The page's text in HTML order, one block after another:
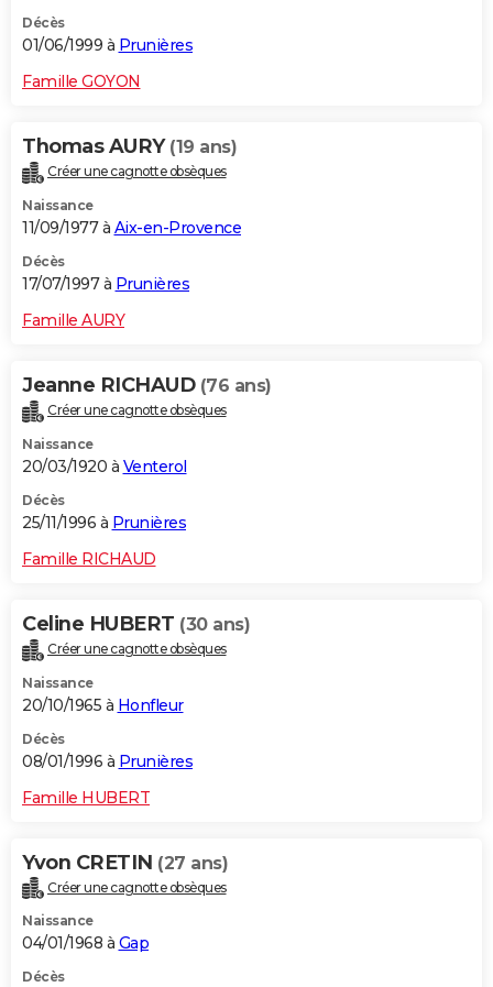
Décès
01/06/1999 à Prunières
Famille GOYON
Thomas AURY (19 ans)
Créer une cagnotte obsèques
Naissance
11/09/1977 à Aix-en-Provence
Décès
17/07/1997 à Prunières
Famille AURY
Jeanne RICHAUD (76 ans)
Créer une cagnotte obsèques
Naissance
20/03/1920 à Venterol
Décès
25/11/1996 à Prunières
Famille RICHAUD
Celine HUBERT (30 ans)
Créer une cagnotte obsèques
Naissance
20/10/1965 à Honfleur
Décès
08/01/1996 à Prunières
Famille HUBERT
Yvon CRETIN (27 ans)
Créer une cagnotte obsèques
Naissance
04/01/1968 à Gap
Décès